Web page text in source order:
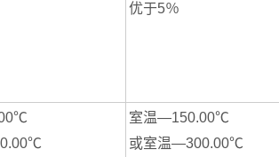
优于5％
室温—150.00℃
或室温—300.00℃